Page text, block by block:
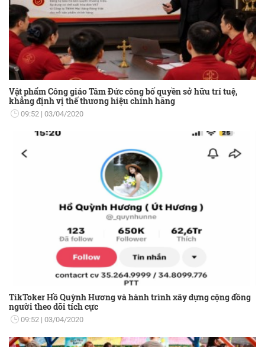
Vật phẩm Công giáo Tâm Đức công bố quyền sở hữu trí tuệ,
khẳng định vị thế thương hiệu chính hãng
09:52 03/04/2020
TikToker Hồ Quỳnh Hương và hành trình xây dựng cộng đồng
người theo dõi tích cực
09:52 03/04/2020